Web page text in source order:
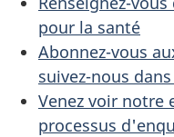
pour la santé
Abonnez-vous
suivez-nous
Venez voir notre
processus